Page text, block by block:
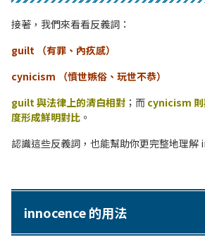
接著，我們來看看反義詞：
guilt （有罪、內疚感）
cynicism （憤世嫉俗、玩世不恭）
guilt 與法律上的清白相對 ；而 cynicism 則
度形成鮮明對比 。
認識這些反義詞，也能幫助你更完整地理解
innocence 的用法